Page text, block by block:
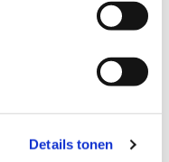
Details tonen